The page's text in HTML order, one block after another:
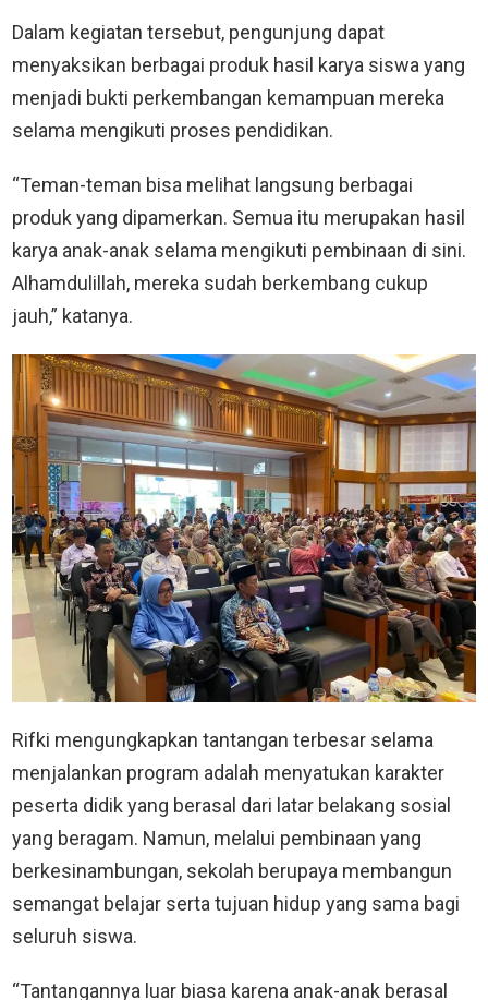
Dalam kegiatan tersebut, pengunjung dapat
menyaksikan berbagai produk hasil karya siswa yang
menjadi bukti perkembangan kemampuan mereka
selama mengikuti proses pendidikan.
“Teman-teman bisa melihat langsung berbagai
produk yang dipamerkan. Semua itu merupakan hasil
karya anak-anak selama mengikuti pembinaan di sini.
Alhamdulillah, mereka sudah berkembang cukup
jauh,” katanya.
Rifki mengungkapkan tantangan terbesar selama
menjalankan program adalah menyatukan karakter
peserta didik yang berasal dari latar belakang sosial
yang beragam. Namun, melalui pembinaan yang
berkesinambungan, sekolah berupaya membangun
semangat belajar serta tujuan hidup yang sama bagi
seluruh siswa.
“Tantangannya luar biasa karena anak-anak berasal